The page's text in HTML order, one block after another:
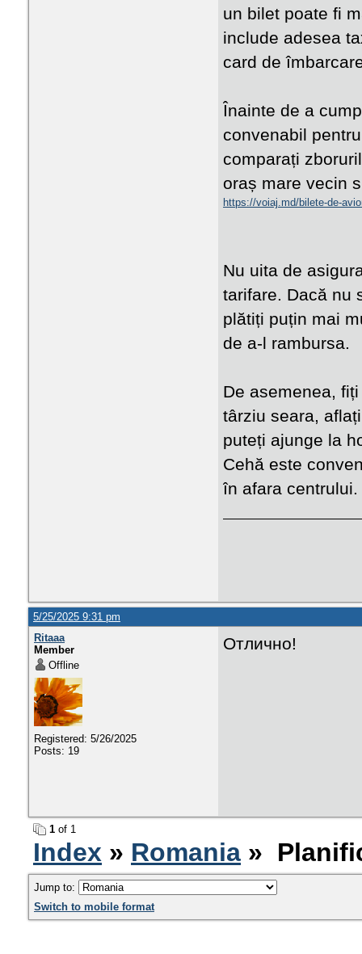
un bilet poate fi
include adesea
card de
Înainte de a
convenabil
comparați
oraș mare vecin
https://voiaj.md/bilete-de-
Nu uita de
tarifare. Dacă nu
plătiți puțin mai
de a-l rambursa.
De asemenea,
târziu seara,
puteți ajunge la
Cehă este
în afara centrului.
5/25/2025 9:31 pm
Ritaaa
Member
Offline
Registered: 5/26/2025
Posts: 19
Отлично!
1 of 1
Index » Romania »
Jump to:
Switch to mobile format